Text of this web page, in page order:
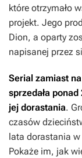
które otrzymało
projekt. Jego
Dion, a oparty
napisanej przez
Serial zamiast
sprzedała
jej dorastania.
czasów
lata dorastania w
Pokaże im, jak